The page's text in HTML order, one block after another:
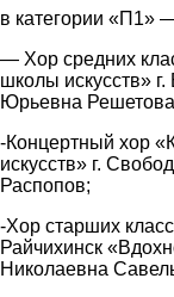
в категории «П1»
— Хор средних
школы искусств»
Юрьевна
-Концертный хор
искусств» г.
Распопов;
-Хор старших
Райчихинск
Николаевна